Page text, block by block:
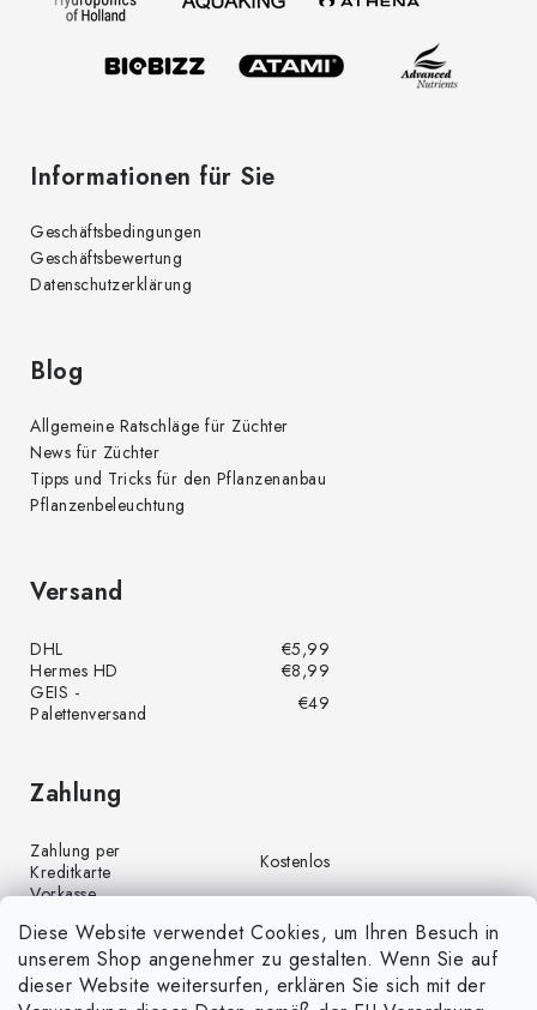
Diese Website verwendet Cookies, um Ihren Besuch in
unserem Shop angenehmer zu gestalten. Wenn Sie auf
dieser Website weitersurfen, erklären Sie sich mit der
Informationen für Sie
Geschäftsbedingungen
Geschäftsbewertung
Datenschutzerklärung
Blog
Allgemeine Ratschläge für Züchter
News für Züchter
Tipps und Tricks für den Pflanzenanbau
Pflanzenbeleuchtung
Versand
DHL
€5,99
Hermes HD
€8,99
GEIS -
Palettenversand
€49
Zahlung
Zahlung per
Kreditkarte
Kostenlos
Vorkasse
Zahlung per PayPal
Kostenlos
Nachnahme
€4,00